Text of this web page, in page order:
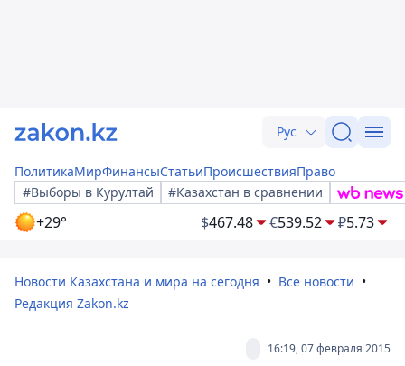
Рус
ПолитикаМирФинансыСтатьиПроисшествияПраво
#Выборы в Курултай
#Казахстан в сравнении
+29° $467.48 €539.52 ₽5.73
Новости Казахстана и мира на сегодня
Все новости
Редакция Zakon.kz
16:19, 07 февраля 2015